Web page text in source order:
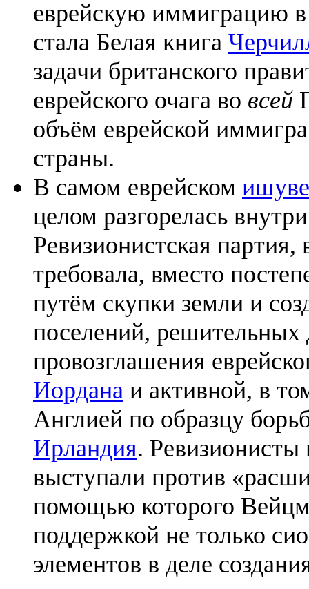
еврейскую иммиграцию
стала Белая книга
задачи британского
еврейского очага во всей
объём еврейской
страны.
В самом еврейском ишуве
целом разгорелась
Ревизионистская
требовала, вместо
путём скупки земли и
поселений, решительных
провозглашения
Иордана и активной, в
Англией по образцу
Ирландия. Ревизионисты
выступали против
помощью которого
поддержкой не только
элементов в деле